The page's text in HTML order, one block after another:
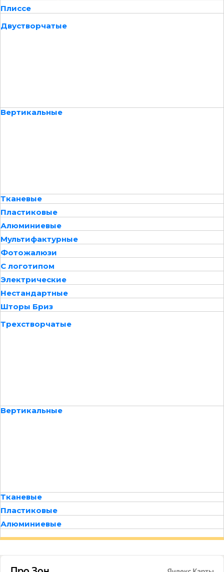
Плиссе
Двустворчатые
Вертикальные
Тканевые
Пластиковые
Алюминиевые
Мультифактурные
Фотожалюзи
С логотипом
Электрические
Нестандартные
Шторы Бриз
Трехстворчатые
Вертикальные
Тканевые
Пластиковые
Алюминиевые